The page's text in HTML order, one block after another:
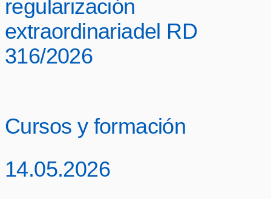
regularización
extraordinariadel RD
316/2026
Cursos y formación
14.05.2026